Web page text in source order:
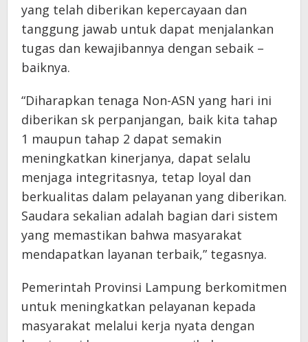
yang telah diberikan kepercayaan dan
tanggung jawab untuk dapat menjalankan
tugas dan kewajibannya dengan sebaik –
baiknya.
“Diharapkan tenaga Non-ASN yang hari ini
diberikan sk perpanjangan, baik kita tahap
1 maupun tahap 2 dapat semakin
meningkatkan kinerjanya, dapat selalu
menjaga integritasnya, tetap loyal dan
berkualitas dalam pelayanan yang diberikan.
Saudara sekalian adalah bagian dari sistem
yang memastikan bahwa masyarakat
mendapatkan layanan terbaik,” tegasnya.
Pemerintah Provinsi Lampung berkomitmen
untuk meningkatkan pelayanan kepada
masyarakat melalui kerja nyata dengan